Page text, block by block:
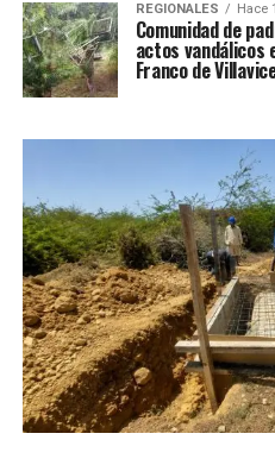
REGIONALES Hace
Comunidad de
actos vandálicos
Franco de